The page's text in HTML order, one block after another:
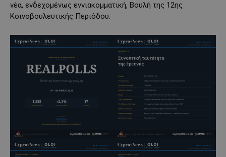
νέα, ενδεχομένως εννιακομματική, Βουλή της 12ης
Κοινοβουλευτικής Περιόδου.